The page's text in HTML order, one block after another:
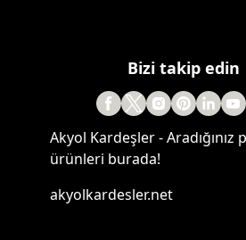
Bizi takip edin
Akyol Kardeşler - Aradığınız
ürünleri burada!
akyolkardesler.net